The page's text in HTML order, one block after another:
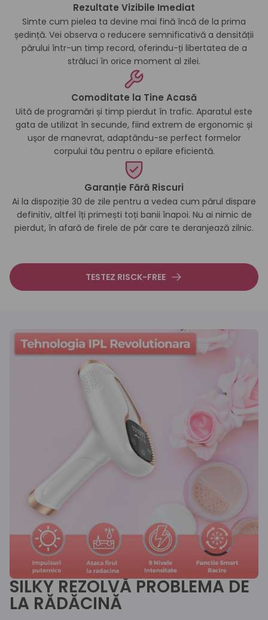
Rezultate Vizibile Imediat
Simte cum pielea ta devine mai fină încă de la prima
ședință. Vei observa o reducere semnificativă a densității
părului într-un timp record, oferindu-ți libertatea de a
străluci în orice moment al zilei.
Comoditate la Tine Acasă
Uită de programări și timp pierdut în trafic. Aparatul este
gata de utilizat în secunde, fiind extrem de ergonomic și
ușor de manevrat, adaptându-se perfect formelor
corpului tău pentru o epilare eficientă.
Garanție Fără Riscuri
Ai la dispoziție 30 de zile pentru a vedea cum părul dispare
definitiv, altfel îți primești toți banii înapoi. Nu ai nimic de
pierdut, în afară de firele de păr care te deranjează zilnic.
TESTEZ RISCK-FREE
SILKY REZOLVĂ PROBLEMA DE
LA RĂDĂCINĂ